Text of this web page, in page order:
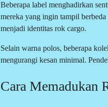
Beberapa label menghadirkan
mereka yang ingin tampil
menjadi identitas rok cargo.
Selain warna polos, beberapa
mengurangi kesan minimal.
Cara Memadukan